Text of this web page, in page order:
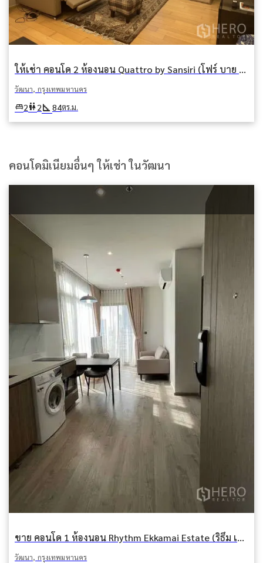
ให้เช่า คอนโด 2 ห้องนอน Quattro by Sansiri (โฟร์ บาย ซันซิริ) คลองตันเหนือ วัฒนา กรุงเทพมหานคร
วัฒนา, กรุงเทพมหานคร
king_bed2wc2square_foot 84ตร.ม.
คอนโดมิเนียมอื่นๆ ให้เช่า ในวัฒนา
ขาย คอนโด 1 ห้องนอน Rhythm Ekkamai Estate (ริธึม เอกมัย เอสเตท) คลองตันเหนือ วัฒนา กรุงเทพมหานคร BTS เอกมัย
วัฒนา, กรุงเทพมหานคร